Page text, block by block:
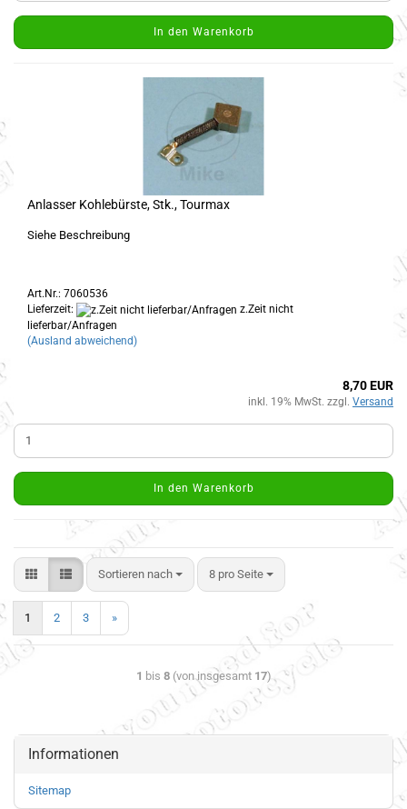
In den Warenkorb
Anlasser Kohlebürste, Stk., Tourmax
Siehe Beschreibung
Art.Nr.: 7060536
Lieferzeit:
z.Zeit nicht
lieferbar/Anfragen
(Ausland abweichend)
8,70 EUR
inkl. 19% MwSt. zzgl. Versand
In den Warenkorb
Sortieren nach 8 pro Seite
1 2 3 »
1 bis 8(von insgesamt 17)
Informationen
Sitemap